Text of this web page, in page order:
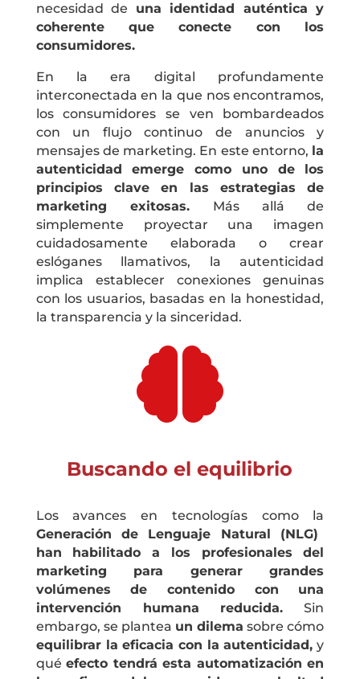
necesidad de una identidad auténtica y
coherente que conecte con los
consumidores.
En la era digital profundamente
interconectada en la que nos encontramos,
los consumidores se ven bombardeados
con un flujo continuo de anuncios y
mensajes de marketing. En este entorno, la
autenticidad emerge como uno de los
principios clave en las estrategias de
marketing exitosas. Más allá de
simplemente proyectar una imagen
cuidadosamente elaborada o crear
eslóganes llamativos, la autenticidad
implica establecer conexiones genuinas
con los usuarios, basadas en la honestidad,
la transparencia y la sinceridad.

Buscando el equilibrio
Los avances en tecnologías como la
Generación de Lenguaje Natural (NLG)
han habilitado a los profesionales del
marketing para generar grandes
volúmenes de contenido con una
intervención humana reducida. Sin
embargo, se plantea un dilema sobre cómo
equilibrar la eficacia con la autenticidad, y
quéefecto tendrá esta automatización en